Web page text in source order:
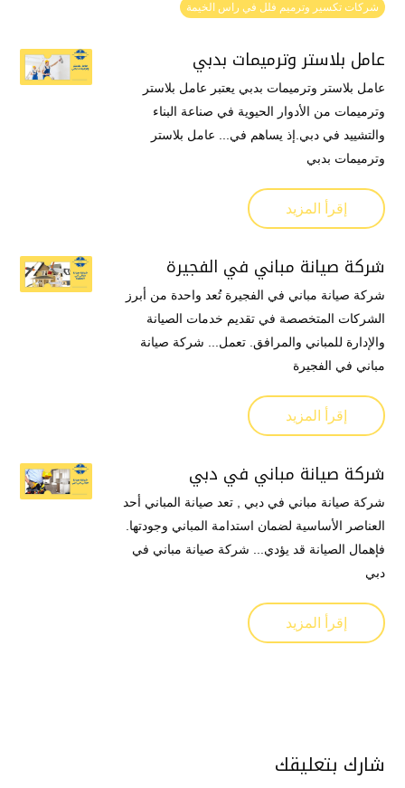
شركات تكسير وترميم فلل في راس الخيمة
عامل بلاستر وترميمات بدبي
عامل بلاستر وترميمات بدبي يعتبر عامل بلاستر
وترميمات من الأدوار الحيوية في صناعة البناء
والتشييد في دبي.إذ يساهم في... عامل بلاستر
وترميمات بدبي
إقرأ المزيد
شركة صيانة مباني في الفجيرة
شركة صيانة مباني في الفجيرة تُعد واحدة من أبرز
الشركات المتخصصة في تقديم خدمات الصيانة
والإدارة للمباني والمرافق. تعمل... شركة صيانة
مباني في الفجيرة
إقرأ المزيد
شركة صيانة مباني في دبي
شركة صيانة مباني في دبي , تعد صيانة المباني أحد
العناصر الأساسية لضمان استدامة المباني وجودتها.
فإهمال الصيانة قد يؤدي... شركة صيانة مباني في
دبي
إقرأ المزيد
شارك بتعليقك